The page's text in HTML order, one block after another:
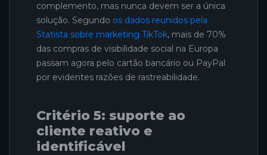
complemento, mas nunca devem ser a única
solução. Segundo os dados reunidos pela
Statista sobre marketing TikTok, mais de 70%
das compras de visibilidade social na Europa
passam agora pelo cartão bancário ou PayPal
por evidentes razões de rastreabilidade.
Critério 5: suporte ao
cliente reativo e
identificável